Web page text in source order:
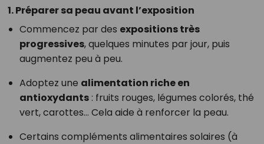
1. Préparer sa peau avant l’exposition
Commencez par des expositions très
progressives, quelques minutes par jour, puis
augmentez peu à peu.
Adoptez une alimentation riche en
antioxydants: fruits rouges, légumes colorés, thé
vert, carottes… Cela aide à renforcer la peau.
Certains compléments alimentaires solaires (à